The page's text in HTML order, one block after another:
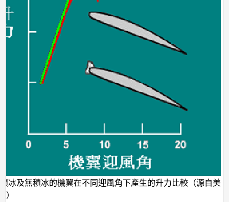
冰及無積冰的機翼在不同迎風角下產生的升力比較（源自美
）